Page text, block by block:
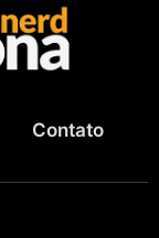
Contato